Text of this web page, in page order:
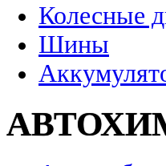
Колесные
Шины